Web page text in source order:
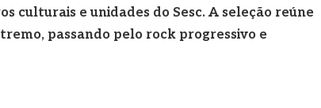
culturais e unidades do Sesc. A seleção reúne
passando pelo rock progressivo e